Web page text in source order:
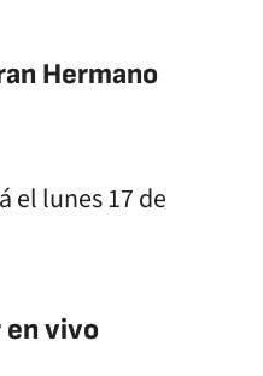
Hermano
el lunes 17 de
en vivo